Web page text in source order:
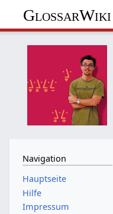
GlossarWiki
Navigation
Hauptseite
Hilfe
Impressum